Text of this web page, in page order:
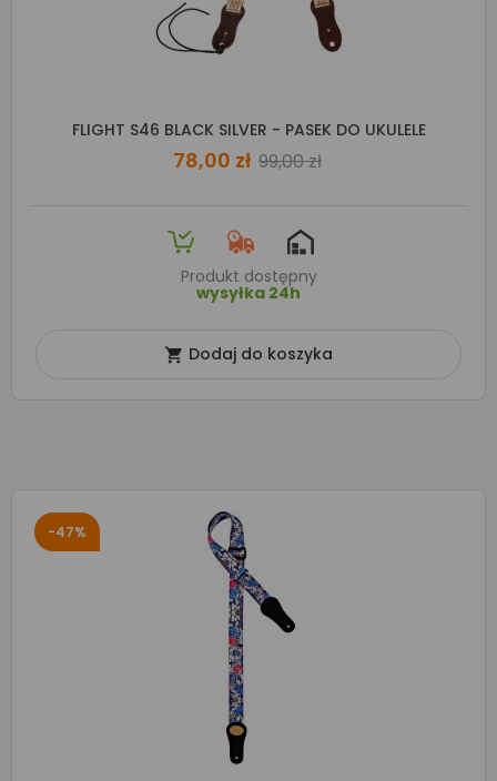
FLIGHT S46 BLACK SILVER - PASEK DO UKULELE
78,00 zł 99,00 zł
Produkt dostępny
wysyłka 24h
 Dodaj do koszyka
-47%